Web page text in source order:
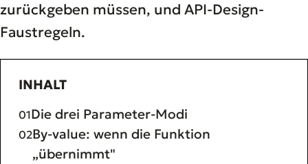
zurückgeben müssen, und API-Design-
Faustregeln.
INHALT
Die drei Parameter-Modi
By-value: wenn die Funktion
„übernimmt"